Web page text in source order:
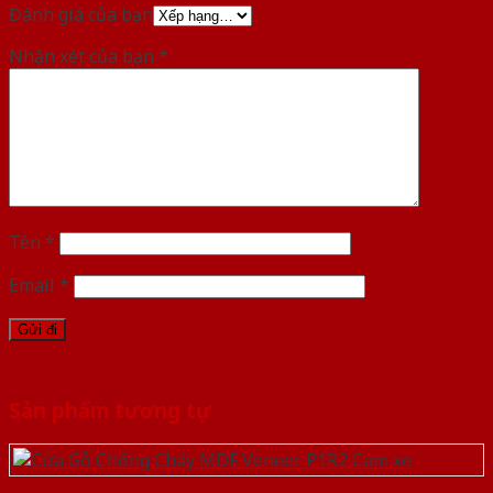
Đánh giá của bạn
Nhận xét của bạn *
Tên *
Email *
Sản phẩm tương tự